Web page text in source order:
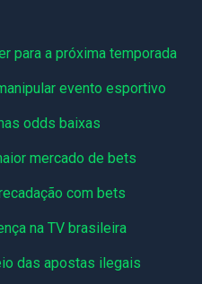
para a próxima temporada
evento esportivo
odds baixas
mercado de bets
com bets
na TV brasileira
das apostas ilegais